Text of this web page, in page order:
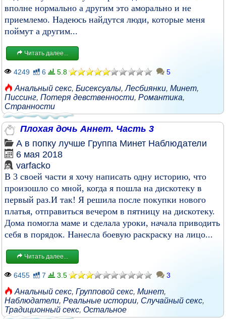
вполне нормально а другим это аморально и не
приемлемо. Надеюсь найдутся люди, которые меня
поймут а другим...
Читать далее...
4249 6 5.8 5
Анальный секс, Бисексуалы,Лесбиянки, Минет,
Писсинг, Потеря девственности, Романтика,
Странности
Плохая дочь Аннет. Часть 3
А в попку лучше Группа Минет Наблюдатели
6 мая 2018
varfacko
В 3 своей части я хочу написать одну историю, что
произошло со мной, когда я пошла на дискотеку в
первый раз.И так! Я решила после покупки нового
платья, отправиться вечером в пятницу на дискотеку.
Дома помогла маме и сделала уроки, начала приводить
себя в порядок. Нанесла боевую раскраску на лицо...
Читать далее...
6455 7 3.5 3
Анальный секс, Групповой секс, Минет,
Наблюдатели, Реальные истории, Случайный секс,
Традиционный секс, Остальное